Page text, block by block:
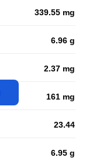
339.55 mg
6.96 g
2.37 mg
161 mg
23.44
6.95 g